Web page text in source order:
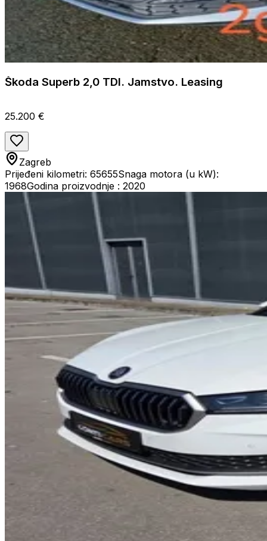
Škoda Superb 2,0 TDI. Jamstvo. Leasing
25.200 €
Zagreb
Prijeđeni kilometri: 65655Snaga motora (u kW):
1968Godina proizvodnje : 2020